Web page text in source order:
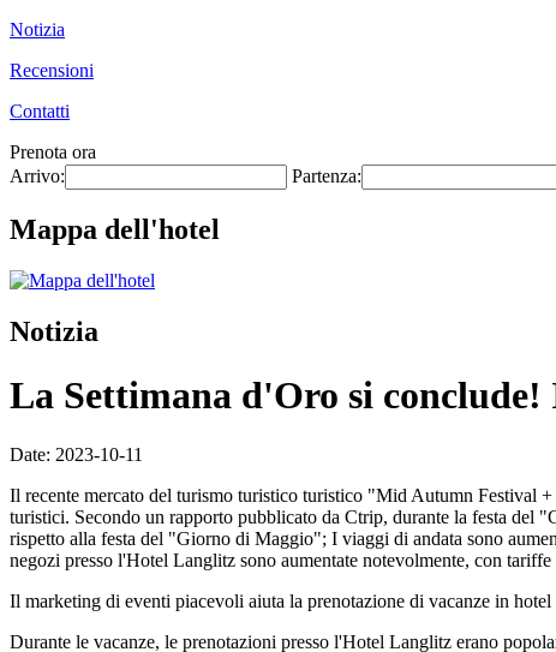
Notizia
Recensioni
Contatti
Prenota ora
Arrivo:
Partenza:
Mappa dell'hotel
Notizia
La Settimana d'Oro si
Date: 2023-10-11
Il recente mercato del turismo turistico turistico "Mid Autumn Festival
turistici. Secondo un rapporto pubblicato da Ctrip, durante la festa del
rispetto alla festa del "Giorno di Maggio"; I viaggi di andata sono
negozi presso l'Hotel Langlitz sono aumentate notevolmente, con
Il marketing di eventi piacevoli aiuta la prenotazione di vacanze in hotel
Durante le vacanze, le prenotazioni presso l'Hotel Langlitz erano